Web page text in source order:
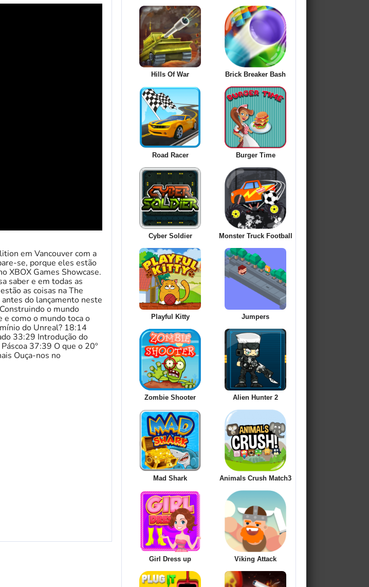
em Vancouver com a
se, porque eles estão
XBOX Games Showcase.
saber e em todas as
as coisas na The
do lançamento neste
o mundo
como o mundo toca o
do Unreal? 18:14
33:29 Introdução do
37:39 O que o 20º
Ouça-nos no
Hills Of War Brick Breaker Bash
Road Racer Burger Time
Cyber Soldier Monster Truck Football
Playful Kitty Jumpers
Zombie Shooter Alien Hunter 2
Mad Shark Animals Crush Match3
Girl Dress up Viking Attack